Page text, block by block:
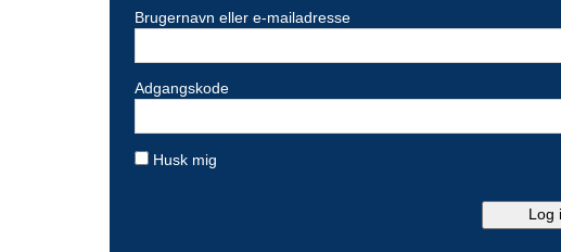
Brugernavn eller e-mailadresse
Adgangskode
Husk mig